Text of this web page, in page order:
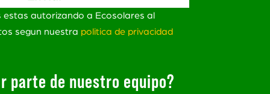
estas autorizando a Ecosolares al
segun nuestra politica de privacidad
parte de nuestro equipo?